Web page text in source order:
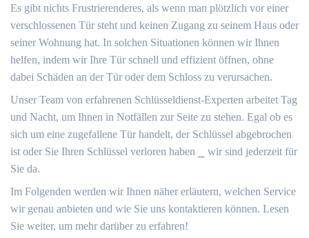
Es gibt nichts Frustrierenderes, als wenn man plötzlich vor einer
verschlossenen Tür steht und keinen Zugang zu seinem Haus oder
seiner Wohnung hat.​ In solchen Situationen können wir Ihnen
helfen, indem wir Ihre Tür schnell und effizient öffnen, ohne
dabei Schäden an der Tür oder dem Schloss zu verursachen.​
Unser Team von erfahrenen Schlüsseldienst-Experten arbeitet Tag
und Nacht, um Ihnen in Notfällen zur Seite zu stehen.​ Egal ob es
sich um eine zugefallene Tür handelt, der Schlüssel abgebrochen
ist oder Sie Ihren Schlüssel verloren haben ⎯ wir sind jederzeit für
Sie da.​
Im Folgenden werden wir Ihnen näher erläutern, welchen Service
wir genau anbieten und wie Sie uns kontaktieren können.​ Lesen
Sie weiter, um mehr darüber zu erfahren!​